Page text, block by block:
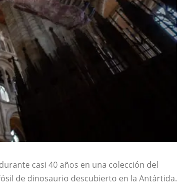
casi 40 años en una colección del
de dinosaurio descubierto en la Antártida.